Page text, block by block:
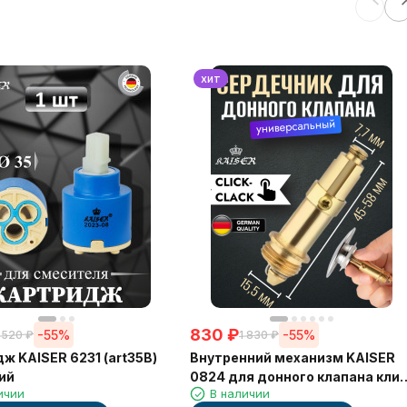
520 ₽ -55%
KAISER 6231 (art35B)
хит
830 ₽1 830 ₽ -55%
Внутренний механизм KAISER
0824 для донного клапана
клакВ наличии